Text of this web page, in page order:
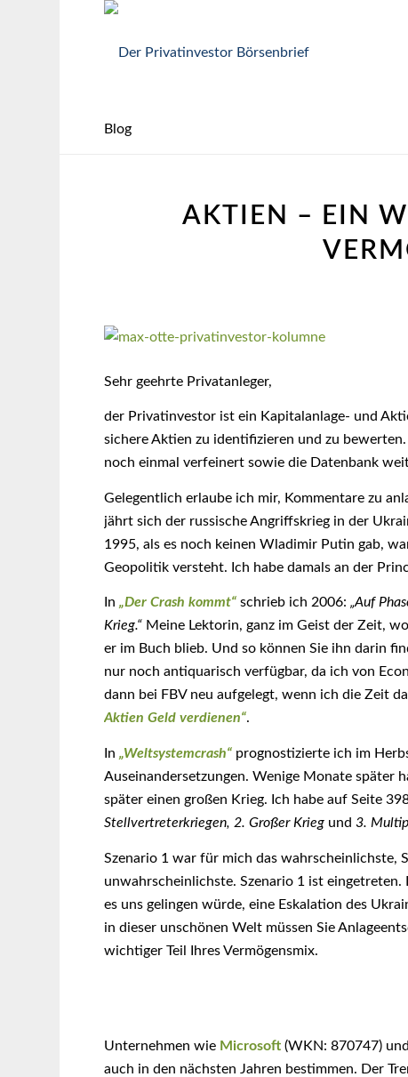
Blog
AKTIEN – EIN
Sehr geehrte Privatanleger,
der Privatinvestor ist ein Kapitalanlage- und
sichere Aktien zu identifizieren und zu
noch einmal verfeinert sowie die Datenbank
Gelegentlich erlaube ich mir, Kommentare zu
jährt sich der russische Angriffskrieg in der
1995, als es noch keinen Wladimir Putin gab,
Geopolitik versteht. Ich habe damals an der
In„Der Crash kommt“schrieb ich 2006:„Auf
Krieg.“ Meine Lektorin, ganz im Geist der Zeit,
er im Buch blieb. Und so können Sie ihn darin
nur noch antiquarisch verfügbar, da ich von
dann bei FBV neu aufgelegt, wenn ich die Zeit
Aktien Geld verdienen“.
In„Weltsystemcrash“ prognostizierte ich im
Auseinandersetzungen. Wenige Monate später
später einen großen Krieg. Ich habe auf Seite
Stellvertreterkriegen, 2. Großer Krieg und3.
Szenario 1 war für mich das wahrscheinlichste,
unwahrscheinlichste. Szenario 1 ist
es uns gelingen würde, eine Eskalation des
in dieser unschönen Welt müssen Sie
wichtiger Teil Ihres Vermögensmix.
Unternehmen wie Microsoft (WKN: 870747)
auch in den nächsten Jahren bestimmen. Der